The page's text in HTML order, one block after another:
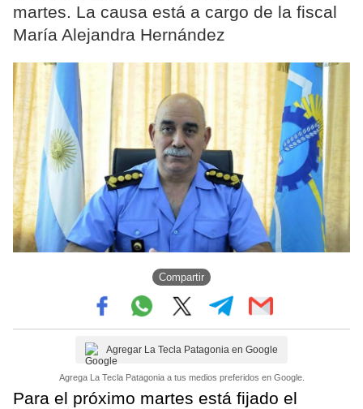
martes. La causa está a cargo de la fiscal
María Alejandra Hernández
Compartir
Agregar La Tecla Patagonia en Google
Agrega La Tecla Patagonia a tus medios preferidos en Google.
Para el próximo martes está fijado el